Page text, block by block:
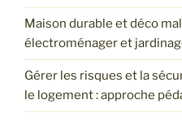
Maison durable et déco
électroménager et
Gérer les risques et la
le logement : approche